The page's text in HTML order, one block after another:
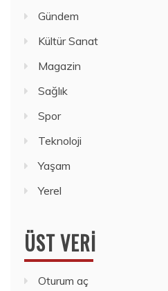
Gündem
Kültür Sanat
Magazin
Sağlık
Spor
Teknoloji
Yaşam
Yerel
ÜST VERI
Oturum aç